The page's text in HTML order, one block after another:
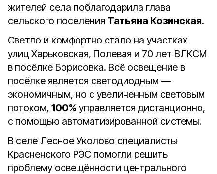
жителей села поблагодарила глава
сельского поселения Татьяна Козинская.
Светло и комфортно стало на участках
улиц Харьковская, Полевая и 70 лет ВЛКСМ
в посёлке Борисовка. Всё освещение в
посёлке является светодиодным —
экономичным, но с увеличенным световым
потоком, 100% управляется дистанционно,
с помощью автоматизированной системы.
В селе Лесное Уколово специалисты
Красненского РЭС помогли решить
проблему освещённости центрального